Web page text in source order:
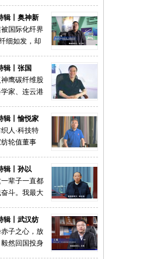
料等产品；设计时尚、做工精
大家光临！
制品有限公司专业生产: 四方
母、四方带点螺母、半沉头皇
标定制四方螺母等紧固件产
！
限公司专业生产: 各种喷枪、
电弧、卡子炉、点火枪等产品；
企事业食堂、家庭以及户外野
样，现货供应，欢迎大家光
全球直播-徐州孟扬电动
科技有限公司专业生产：“力
”箱体人力三轮车改装电机专
电器、充电板等产品；设计创
全球新老客户前来洽谈采
全球直播-海盐精斌五金
品有限公司专业生产：十字冲
、钻尾模、成形模具、尖尾牙
属热处理与表面氮化处理系列
匠心制造、款式多样，源头工
！
全球直播-广西玉林市百
达日用粘胶制品厂专业生产:
鼠剂、杀虫热雾剂、微乳剂、
白蚁药、红义蚁药、粘鼠板粘
鼠笼、粘虫板、捕虫灯、太阳
家光临！
全球直播-义乌市下堡电
商务有限公司专业生产5齿葫
芦、8齿链条及钢爪、10齿黄钉
、26齿不锈钢等防滑鞋套冰
数十年来，
而来。王士
。本期“我
”对话深耕行
新密码。
辑丨张国
来的科学家
鹰碳纤维股
家、连云港
司首席科学
大学获得本
率领团队承担
术攻关使
个万吨级工
程
丨愉悦家
经理王玉平：
界变革，一
人·科技特
轮值董事
其视角见证
业向健康领
借势国家战
，在健康纺
辑丨孙以
创新指挥棒
辈子一直都
斗。我最大
论知识一定
技术问题的
产建设的一线
把论文写在
丨武汉纺
：做纤维世界
子之心，放
然回国投身
攻克材料领
。王栋说，
解之缘。
——安莉芳集
香港创办安
的洞察力,​肯
成就了一